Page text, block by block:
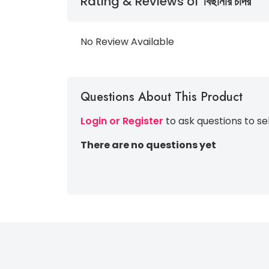
No Review Available
Questions About This Product
Login or Register to ask questions to
There are no questions yet